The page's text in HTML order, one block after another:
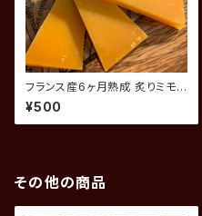
フランス産6ヶ月熟成 炙りミモレ
ット
¥500
その他の商品